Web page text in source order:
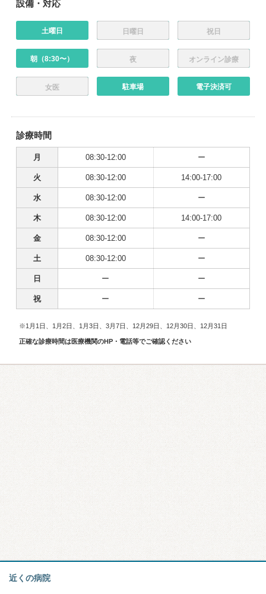
設備・対応
土曜日 日曜日 祝日
朝（8:30〜） 夜 オンライン診療
女医 駐車場 電子決済可
診療時間
月 08:30-12:00 ー
火 08:30-12:00 14:00-17:00
水 08:30-12:00 ー
木 08:30-12:00 14:00-17:00
金 08:30-12:00 ー
土 08:30-12:00 ー
日 ー ー
祝 ー ー
※1月1日、1月2日、1月3日、3月7日、12月29日、12月30日、12月31日
正確な診療時間は医療機関のHP・電話等でご確認ください
近くの病院